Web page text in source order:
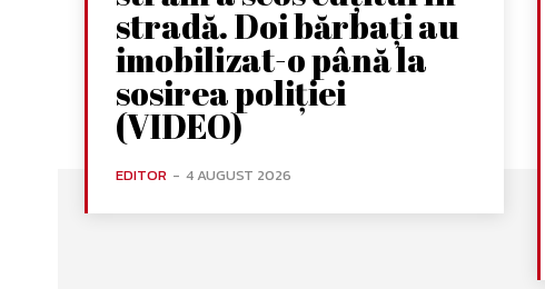
stradă. Doi bărbați au
imobilizat-o până la
sosirea poliției
(VIDEO)
EDITOR - 4 AUGUST 2026